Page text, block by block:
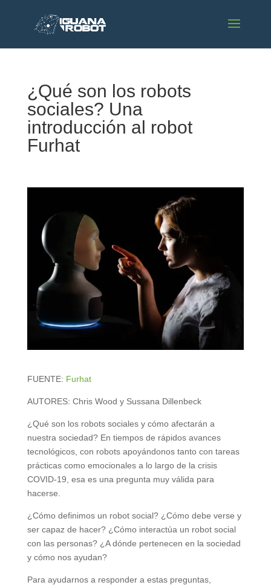
¿Qué son los robots
sociales? Una
introducción al robot
Furhat
FUENTE: Furhat
AUTORES: Chris Wood y Sussana Dillenbeck
¿Qué son los robots sociales y cómo afectarán a
nuestra sociedad? En tiempos de rápidos avances
tecnológicos, con robots apoyándonos tanto con tareas
prácticas como emocionales a lo largo de la crisis
COVID-19, esa es una pregunta muy válida para
hacerse.
¿Cómo definimos un robot social? ¿Cómo debe verse y
ser capaz de hacer? ¿Cómo interactúa un robot social
con las personas? ¿A dónde pertenecen en la sociedad
y cómo nos ayudan?
Para ayudarnos a responder a estas preguntas,